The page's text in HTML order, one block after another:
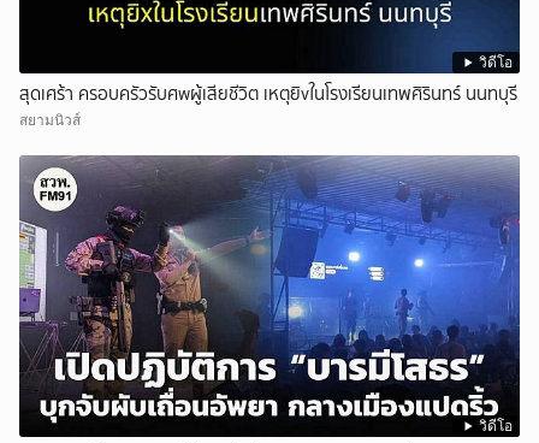
วิดีโอ
สุดเศร้า ครอบครัวรับศwผู้เสียชีวิต เหตุยิvในโรงเรียนเทพศิรินทร์ นนทบุรี
สยามนิวส์
วิดีโอ